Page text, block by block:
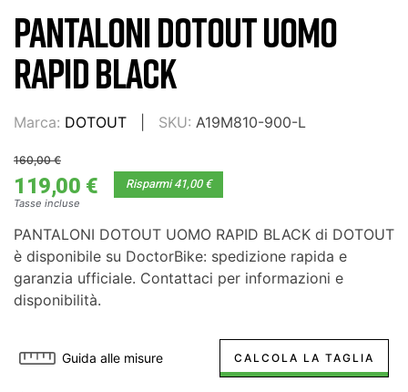
PANTALONI DOTOUT UOMO
RAPID BLACK
Marca: DOTOUT SKU: A19M810-900-L
160,00 €
119,00 € Risparmi 41,00 €
Tasse incluse
PANTALONI DOTOUT UOMO RAPID BLACK di DOTOUT
è disponibile su DoctorBike: spedizione rapida e
garanzia ufficiale. Contattaci per informazioni e
disponibilità.
Guida alle misure CALCOLA LA TAGLIA